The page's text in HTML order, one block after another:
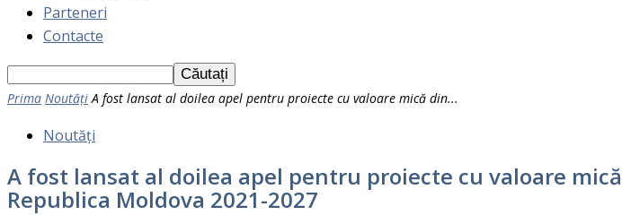
Parteneri
Contacte
Prima Noutăți A fost lansat al doilea apel pentru proiecte cu valoare mică din...
Noutăți
A fost lansat al doilea apel pentru proiecte cu valoare
Republica Moldova 2021-2027